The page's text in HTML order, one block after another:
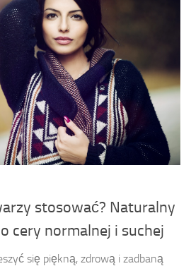
stosować? Naturalny
cery normalnej i suchej
się piękną, zdrową i zadbaną